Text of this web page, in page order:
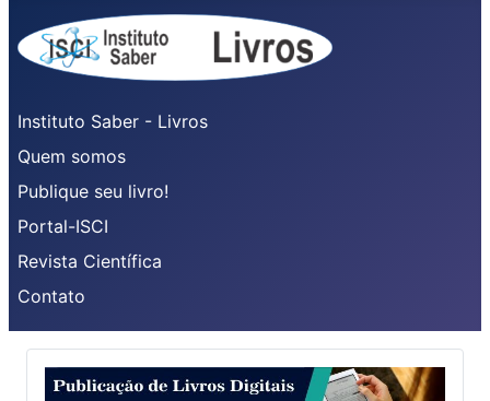
Instituto Saber - Livros
Quem somos
Publique seu livro!
Portal-ISCI
Revista Científica
Contato